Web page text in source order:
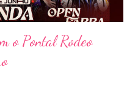
o Pontal Rodeo